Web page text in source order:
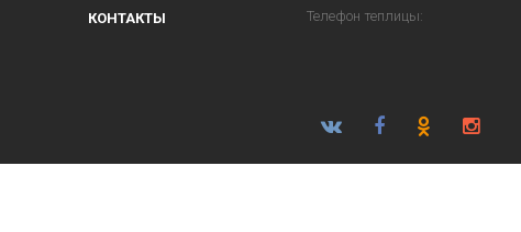
КОНТАКТЫ
Телефон теплицы: